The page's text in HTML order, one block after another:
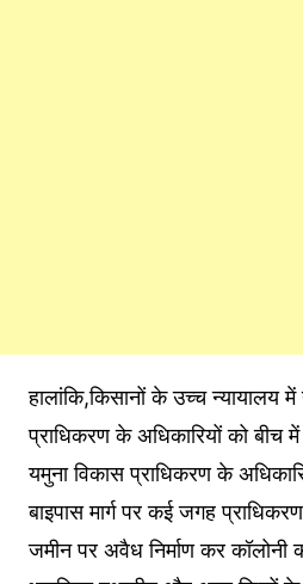
हालांकि,किसानों के उच्च न्यायालय
प्राधिकरण के अधिकारियों को बीच में
यमुना विकास प्राधिकरण के
बाइपास मार्ग पर कई जगह
जमीन पर अवैध निर्माण कर कॉलोनी